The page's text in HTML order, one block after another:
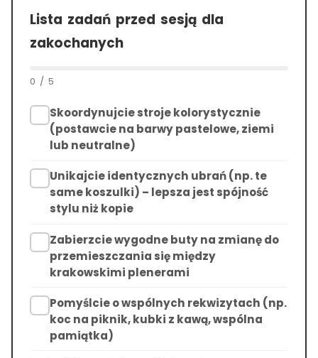
Lista zadań przed sesją dla
zakochanych
0 / 5
Skoordynujcie stroje kolorystycznie
(postawcie na barwy pastelowe, ziemi
lub neutralne)
Unikajcie identycznych ubrań (np. te
same koszulki) – lepsza jest spójność
stylu niż kopie
Zabierzcie wygodne buty na zmianę do
przemieszczania się między
krakowskimi plenerami
Pomyślcie o wspólnych rekwizytach (np.
koc na piknik, kubki z kawą, wspólna
pamiątka)